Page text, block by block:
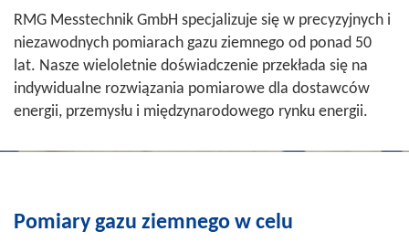
RMG Messtechnik GmbH specjalizuje się w precyzyjnych i
niezawodnych pomiarach gazu ziemnego od ponad 50
lat. Nasze wieloletnie doświadczenie przekłada się na
indywidualne rozwiązania pomiarowe dla dostawców
energii, przemysłu i międzynarodowego rynku energii.
Pomiary gazu ziemnego w celu